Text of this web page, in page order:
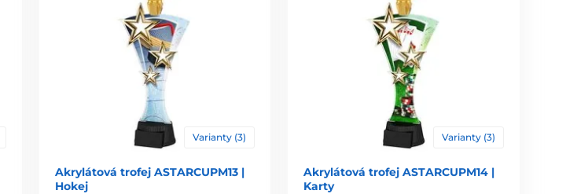
Varianty (3)
Akrylátová trofej ASTARCUPM13 |
Hokej
Varianty (3)
Akrylátová trofej ASTARCUPM14 |
Karty